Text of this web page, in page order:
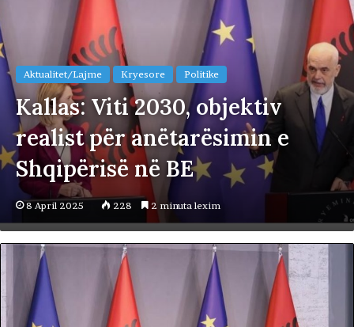
Aktualitet/Lajme Kryesore Politike
Kallas: Viti 2030, objektiv
realist për anëtarësimin e
Shqipërisë në BE
8 April 2025 228 2 minuta lexim